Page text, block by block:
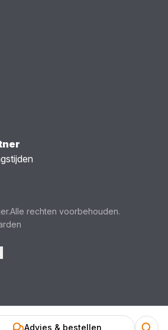
Advies & bestellen
Alle rechten voorbehouden.